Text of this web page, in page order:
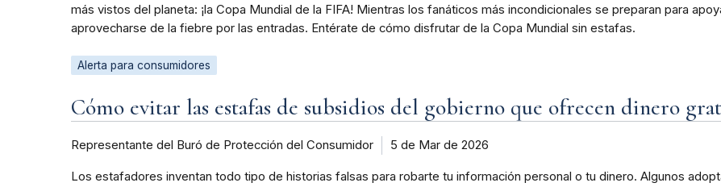
más vistos del planeta: ¡la Copa Mundial de la FIFA! Mientras los fanáticos más incondicionales se preparan para
aprovecharse de la fiebre por las entradas. Entérate de cómo disfrutar de la Copa Mundial sin estafas.
Alerta para consumidores
Cómo evitar las estafas de subsidios del gobierno que ofrecen dinero
Representante del Buró de Protección del Consumidor 5 de Mar de 2026
Los estafadores inventan todo tipo de historias falsas para robarte tu información personal o tu dinero. Algunos